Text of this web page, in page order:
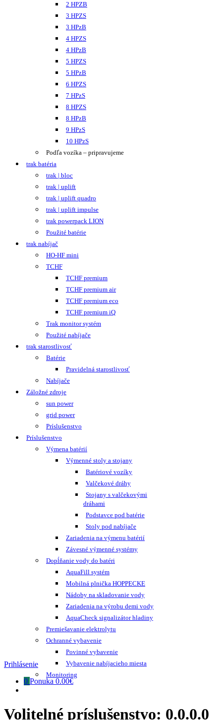
2 HPZB
3 HPZS
3 HPzB
4 HPZS
4 HPzB
5 HPZS
5 HPzB
6 HPZS
7 HPzS
8 HPZS
8 HPzB
9 HPzS
10 HPzS
Podľa vozíka – pripravujeme
trak batéria
trak | bloc
trak | uplift
trak | uplift quadro
trak | uplift impulse
trak powerpack LION
Použité batérie
trak nabíjač
HO-HF mini
TCHF
TCHF premium
TCHF premium air
TCHF premium eco
TCHF premium iQ
Trak monitor systém
Použité nabíjače
trak starostlivosť
Batérie
Pravidelná starostlivosť
Nabíjače
Záložné zdroje
sun power
grid power
Príslušenstvo
Príslušenstvo
Výmena batérií
Výmenné stoly a stojany
Batériové vozíky
Valčekové dráhy
Stojany s valčekovými
dráhami
Podstavce pod batérie
Stoly pod nabíjače
Zariadenia na výmenu batérií
Závesné výmenné systémy
Dopĺňanie vody do batéri
AquaFill systém
Mobilná plnička HOPPECKE
Nádoby na skladovanie vody
Zariadenia na výrobu demi vody
AquaCheck signalizátor hladiny
Premiešavanie elektrolytu
Ochranné vybavenie
Povinné vybavenie
Vybavenie nabíjacieho miesta
Monitoring
Prihlásenie
0 Ponuka 0.00€
Volitelné príslušenstvo: 0.0.0.0